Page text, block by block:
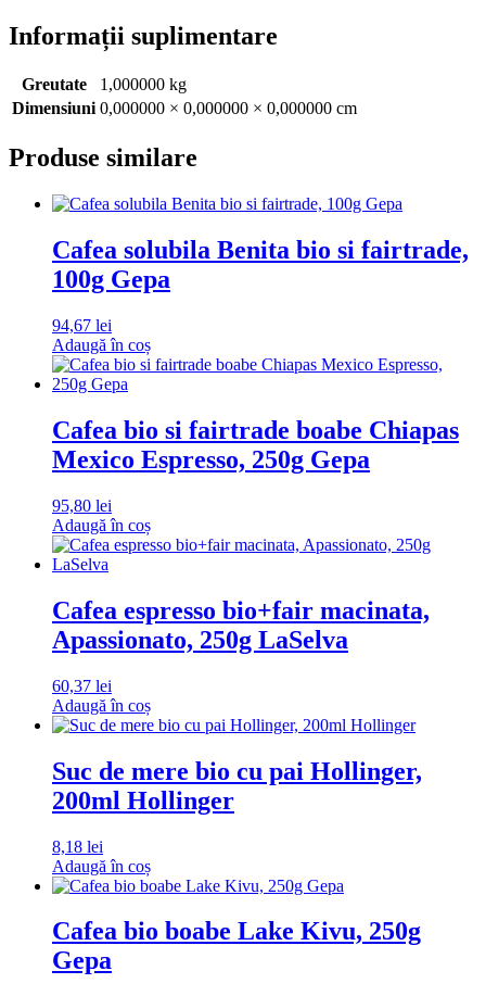
Informații suplimentare
Greutate
1,000000 kg
Dimensiuni 0,000000 × 0,000000 × 0,000000 cm
Produse similare
Cafea solubila Benita bio si fairtrade,
100g Gepa
94,67 lei
Adaugă în coș
Cafea bio si fairtrade boabe Chiapas
Mexico Espresso, 250g Gepa
95,80 lei
Adaugă în coș
Cafea espresso bio+fair macinata,
Apassionato, 250g LaSelva
60,37 lei
Adaugă în coș
Suc de mere bio cu pai Hollinger,
200ml Hollinger
8,18 lei
Adaugă în coș
Cafea bio boabe Lake Kivu, 250g
Gepa